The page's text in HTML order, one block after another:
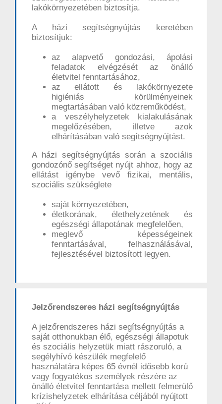
lakókörnyezetében biztosítja.
A házi segítségnyújtás keretében
biztosítjuk:
az alapvető gondozási, ápolási
feladatok elvégzését az önálló
életvitel fenntartásához,
az ellátott és lakókörnyezete
higiéniás körülményeinek
megtartásában való közreműködést,
a veszélyhelyzetek kialakulásának
megelőzésében, illetve azok
elhárításában való segítségnyújtást.
A házi segítségnyújtás során a szociális
gondozónő segítséget nyújt ahhoz, hogy az
ellátást igénybe vevő fizikai, mentális,
szociális szükséglete
saját környezetében,
életkorának, élethelyzetének és
egészségi állapotának megfelelően,
meglevő képességeinek
fenntartásával, felhasználásával,
fejlesztésével biztosított legyen.
Jelzőrendszeres házi segítségnyújtás
A jelzőrendszeres házi segítségnyújtás a
saját otthonukban élő, egészségi állapotuk
és szociális helyzetük miatt rászoruló, a
segélyhívó készülék megfelelő
használatára képes 65 évnél idősebb korú
vagy fogyatékos személyek részére az
önálló életvitel fenntartása mellett felmerülő
krízishelyzetek elhárítása céljából nyújtott